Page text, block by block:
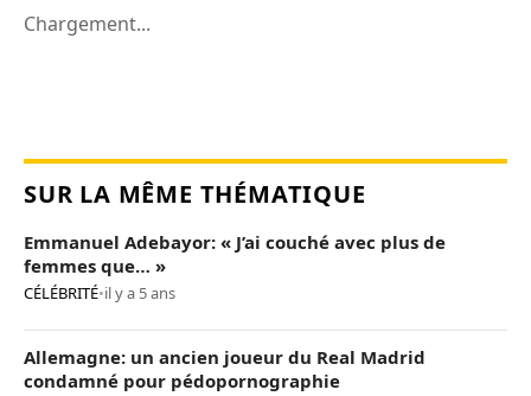
Chargement...
SUR LA MÊME THÉMATIQUE
Emmanuel Adebayor: « J’ai couché avec plus de
femmes que… »
CÉLÉBRITÉ•il y a 5 ans
Allemagne: un ancien joueur du Real Madrid
condamné pour pédopornographie